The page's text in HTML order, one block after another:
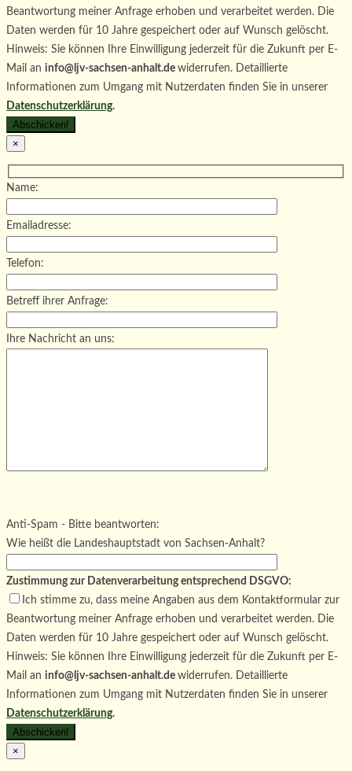
Beantwortung meiner Anfrage erhoben und verarbeitet werden. Die
Daten werden für 10 Jahre gespeichert oder auf Wunsch gelöscht.
Hinweis: Sie können Ihre Einwilligung jederzeit für die Zukunft per E-
Mail an info@ljv-sachsen-anhalt.de widerrufen. Detaillierte
Informationen zum Umgang mit Nutzerdaten finden Sie in unserer
Datenschutzerklärung.
×
Name:
Emailadresse:
Telefon:
Betreff ihrer Anfrage:
Ihre Nachricht an uns:
Bitte lasse dieses Feld leer.
Anti-Spam - Bitte beantworten:
Wie heißt die Landeshauptstadt von Sachsen-Anhalt?
Zustimmung zur Datenverarbeitung entsprechend DSGVO:
Ich stimme zu, dass meine Angaben aus dem Kontaktformular zur
Beantwortung meiner Anfrage erhoben und verarbeitet werden. Die
Daten werden für 10 Jahre gespeichert oder auf Wunsch gelöscht.
Hinweis: Sie können Ihre Einwilligung jederzeit für die Zukunft per E-
Mail an info@ljv-sachsen-anhalt.de widerrufen. Detaillierte
Informationen zum Umgang mit Nutzerdaten finden Sie in unserer
Datenschutzerklärung.
×